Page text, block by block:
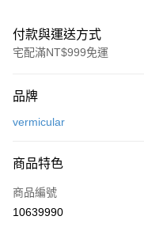
付款與運送方式
宅配滿NT$999免運
信用卡一次付款
3 期 0 利率 每期
合作金庫商業銀行
上海商業儲蓄銀行
合作金庫商業銀行
即享券
品牌
vermicular
商品特色
商品編號
10639990